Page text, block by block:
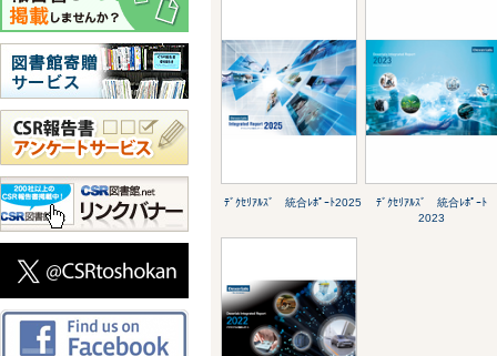
ﾃﾞｸｾﾘｱﾙｽﾞ 統合ﾚﾎﾟｰﾄ2025
ﾃﾞｸｾﾘｱﾙｽﾞ 統合ﾚﾎﾟｰﾄ
2023